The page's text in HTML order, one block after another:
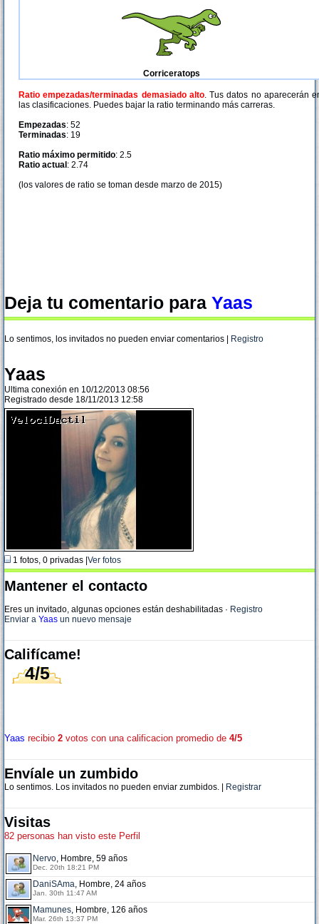
Corriceratops
Ratio empezadas/terminadas demasiado alto. Tus datos no aparecerán
las clasificaciones. Puedes bajar la ratio terminando más carreras.
Empezadas: 52
Terminadas: 19
Ratio máximo permitido: 2.5
Ratio actual : 2.74
(los valores de ratio se toman desde marzo de 2015)
Deja tu comentario para Yaas
Lo sentimos, los invitados no pueden enviar comentarios | Registro
Yaas
Ultima conexión en 10/12/2013 08:56
Registrado desde 18/11/2013 12:58
1 fotos, 0 privadas | Ver fotos
Mantener el contacto
Eres un invitado, algunas opciones están deshabilitadas · Registro
Enviar a Yaas un nuevo mensaje
Califícame!
4/5
Yaas recibio 2 votos con una calificacion promedio de 4/5
Envíale un zumbido
Lo sentimos. Los invitados no pueden enviar zumbidos. | Registrar
Visitas
82 personas han visto este Perfil
Nervo, Hombre, 59 años
Dec. 20th 18:21 PM
DaniSAma, Hombre, 24 años
Jan. 30th 11:47 AM
Mamunes, Hombre, 126 años
Mar. 26th 13:37 PM